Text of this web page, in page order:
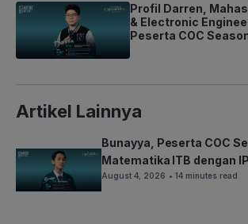
Profil Darren,
& Electronic
Peserta COC
Artikel Lainnya
Bunayya, Peserta COC
Matematika ITB dengan
August 4, 2026 • 14 minutes read